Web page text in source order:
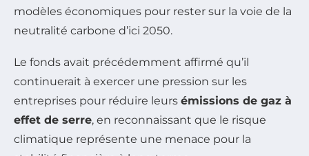
modèles économiques pour rester sur la voie de la
neutralité carbone d’ici 2050.
Le fonds avait précédemment affirmé qu’il
continuerait à exercer une pression sur les
entreprises pour réduire leurs émissions de gaz à
effet de serre, en reconnaissant que le risque
climatique représente une menace pour la